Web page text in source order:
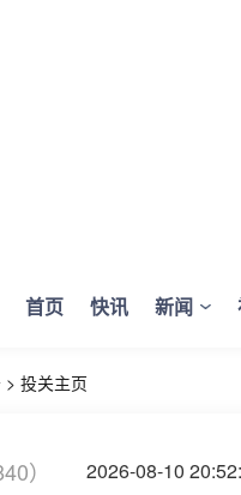
首页 快讯 新闻
> 投关主页
） 2026-08-10